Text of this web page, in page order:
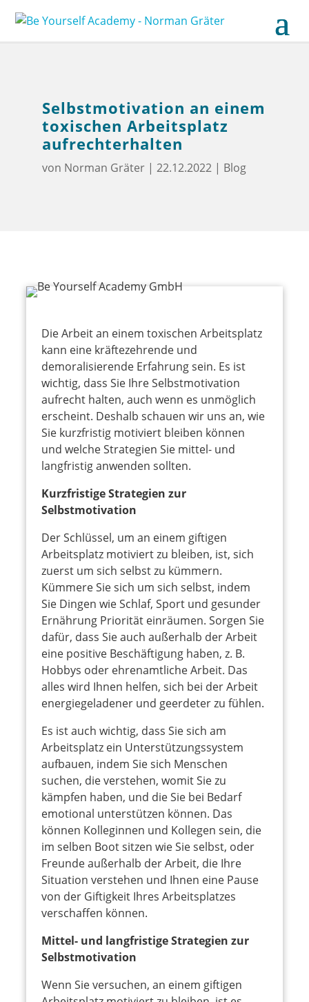
Selbstmotivation an einem
toxischen Arbeitsplatz
aufrechterhalten
von Norman Gräter| 22.12.2022| Blog
Die Arbeit an einem toxischen Arbeitsplatz
kann eine kräftezehrende und
demoralisierende Erfahrung sein. Es ist
wichtig, dass Sie Ihre Selbstmotivation
aufrecht halten, auch wenn es unmöglich
erscheint. Deshalb schauen wir uns an, wie
Sie kurzfristig motiviert bleiben können
und welche Strategien Sie mittel- und
langfristig anwenden sollten.
Kurzfristige Strategien zur
Selbstmotivation
Der Schlüssel, um an einem giftigen
Arbeitsplatz motiviert zu bleiben, ist, sich
zuerst um sich selbst zu kümmern.
Kümmere Sie sich um sich selbst, indem
Sie Dingen wie Schlaf, Sport und gesunder
Ernährung Priorität einräumen. Sorgen Sie
dafür, dass Sie auch außerhalb der Arbeit
eine positive Beschäftigung haben, z. B.
Hobbys oder ehrenamtliche Arbeit. Das
alles wird Ihnen helfen, sich bei der Arbeit
energiegeladener und geerdeter zu fühlen.
Es ist auch wichtig, dass Sie sich am
Arbeitsplatz ein Unterstützungssystem
aufbauen, indem Sie sich Menschen
suchen, die verstehen, womit Sie zu
kämpfen haben, und die Sie bei Bedarf
emotional unterstützen können. Das
können Kolleginnen und Kollegen sein, die
im selben Boot sitzen wie Sie selbst, oder
Freunde außerhalb der Arbeit, die Ihre
Situation verstehen und Ihnen eine Pause
von der Giftigkeit Ihres Arbeitsplatzes
verschaffen können.
Mittel- und langfristige Strategien zur
Selbstmotivation
Wenn Sie versuchen, an einem giftigen